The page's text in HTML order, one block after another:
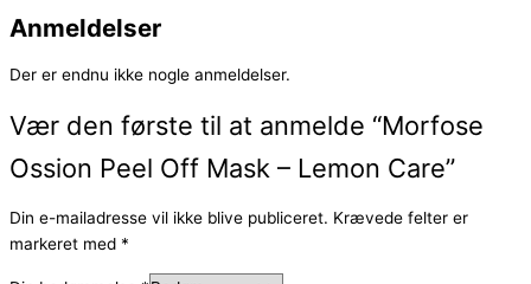
Anmeldelser
Der er endnu ikke nogle anmeldelser.
Vær den første til at anmelde “Morfose
Ossion Peel Off Mask – Lemon Care”
Din e-mailadresse vil ikke blive publiceret. Krævede felter er
markeret med *